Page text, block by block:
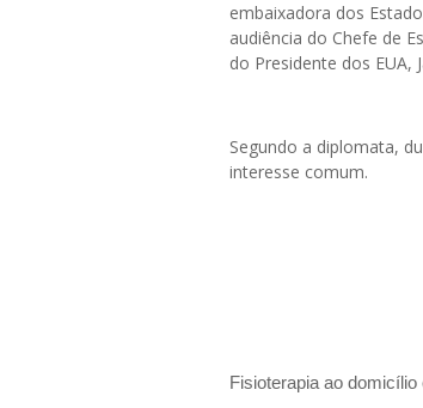
embaixadora dos
audiência do Chefe de
do Presidente dos EUA,
Segundo a diplomata,
interesse comum.
Fisioterapia ao